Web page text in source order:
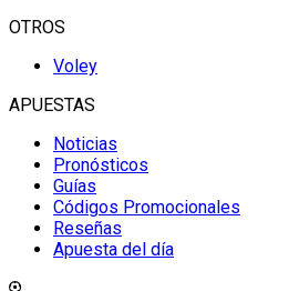
OTROS
Voley
APUESTAS
Noticias
Pronósticos
Guías
Códigos Promocionales
Reseñas
Apuesta del día